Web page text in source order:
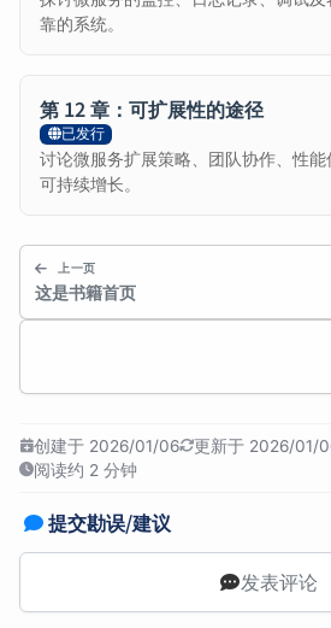
靠的系统。
第 12 章：可扩展性的途径
已发行
讨论微服务扩展策略、团队协作、性
可持续增长。
上一页
这是书籍首页
创建于 2026/01/06 更新于 2026/01/
阅读约 2 分钟
提交勘误/建议
发表评论